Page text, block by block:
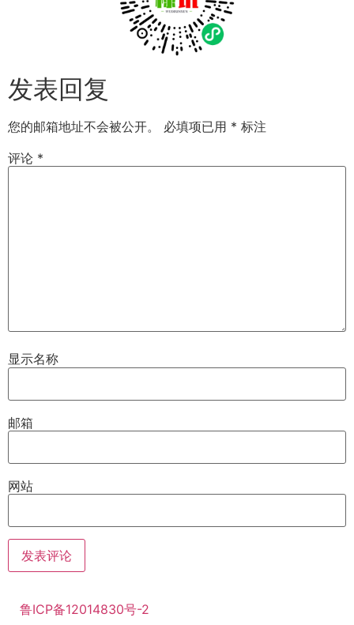
发表回复
您的邮箱地址不会被公开。 必填项已用 * 标注
评论 *
显示名称
邮箱
网站
鲁ICP备12014830号-2